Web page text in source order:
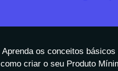
Aprenda os conceitos básicos
como criar o seu Produto